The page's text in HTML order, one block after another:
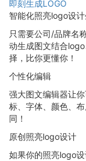
即刻生成LOGO
智能化照亮logo设
只需要公司/品牌名
动生成图文结合
择，比你更懂你！
个性化编辑
强大图文编辑器让
标、字体、颜色、
同！
原创照亮logo设计
如果你的照亮logo